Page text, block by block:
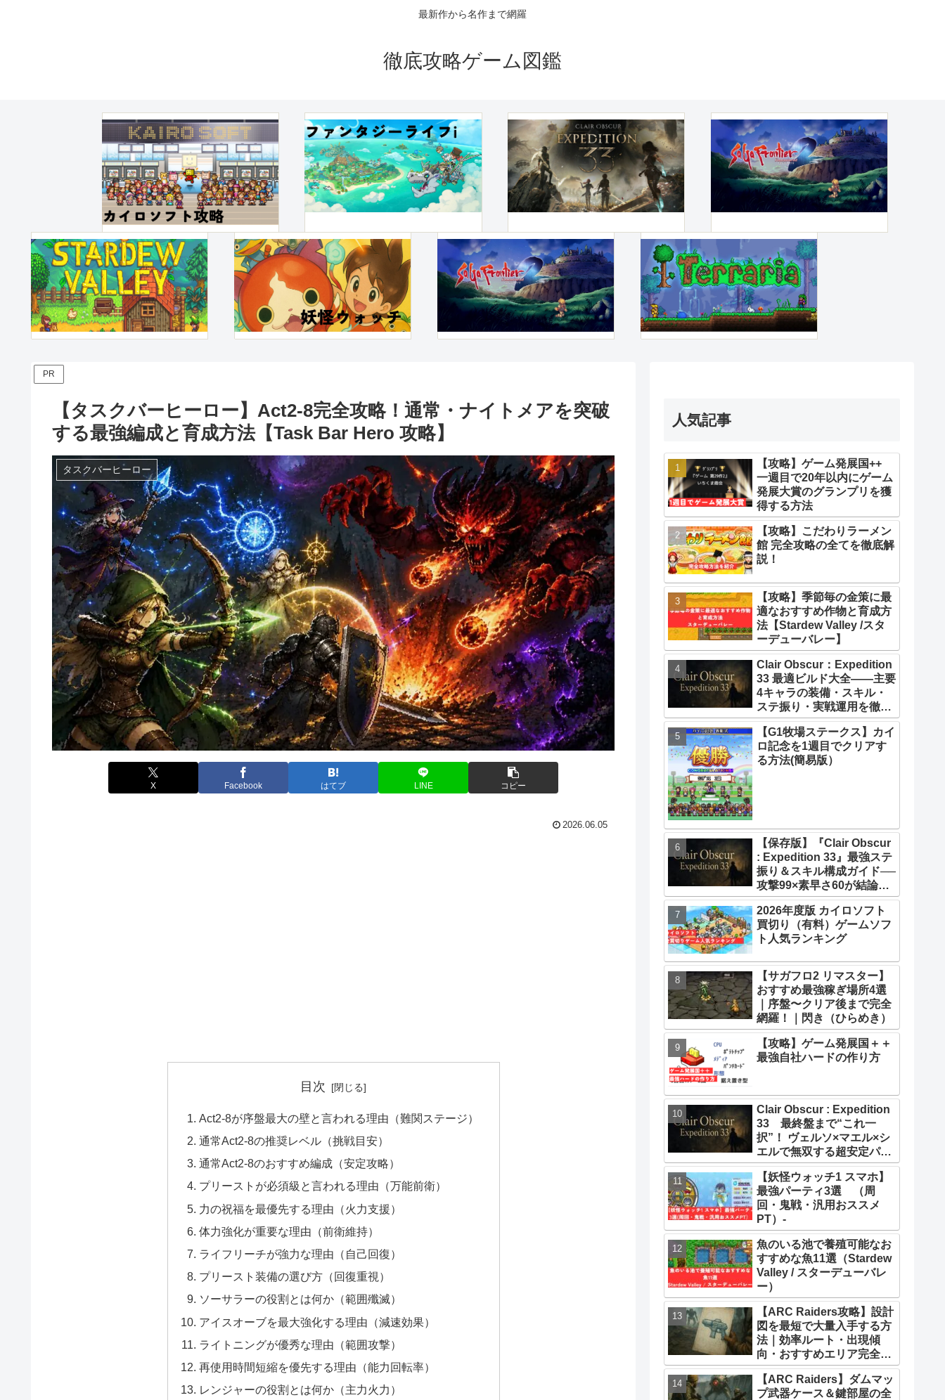
最新作から名作まで網羅
徹底攻略ゲーム図鑑
PR
【タスクバーヒーロー】Act2-8完全攻略！通常・ナイトメアを突破
する最強編成と育成方法【Task Bar Hero 攻略】
タスクバーヒーロー
X Facebook はてブ LINE コピー
2026.06.05
目次
Act2-8が序盤最大の壁と言われる理由（難関ステージ）
通常Act2-8の推奨レベル（挑戦目安）
通常Act2-8のおすすめ編成（安定攻略）
プリーストが必須級と言われる理由（万能前衛）
力の祝福を最優先する理由（火力支援）
体力強化が重要な理由（前衛維持）
ライフリーチが強力な理由（自己回復）
プリースト装備の選び方（回復重視）
ソーサラーの役割とは何か（範囲殲滅）
アイスオーブを最大強化する理由（減速効果）
ライトニングが優秀な理由（範囲攻撃）
再使用時間短縮を優先する理由（能力回転率）
レンジャーの役割とは何か（主力火力）
人気記事
【攻略】ゲーム発展国++
一週目で20年以内にゲーム
発展大賞のグランプリを獲
得する方法
【攻略】こだわりラーメン
館 完全攻略の全てを徹底解
説！
【攻略】季節毎の金策に最
適なおすすめ作物と育成方
法【Stardew Valley /スタ
ーデューバレー】
Clair Obscur：Expedition
33 最適ビルド大全――主要
4キャラの装備・スキル・
ステ振り・実戦運用を徹底
解説【クレールオブスキュ
ール エクスペディション
33】【攻略】
【G1牧場ステークス】カイ
ロ記念を1週目でクリアす
る方法(簡易版）
【保存版】『Clair Obscur
: Expedition 33』最強ステ
振り＆スキル構成ガイド──
攻撃99×素早さ60が結論！
全キャラ万能ビルド徹底解
説
2026年度版 カイロソフト
買切り（有料）ゲームソフ
ト人気ランキング
【サガフロ2 リマスター】
おすすめ最強稼ぎ場所4選
｜序盤〜クリア後まで完全
網羅！｜閃き（ひらめき）
【攻略】ゲーム発展国＋＋
最強自社ハードの作り方
Clair Obscur : Expedition
33 最終盤まで“これ一
択”！ ヴェルソ×マエル×シ
エルで無双する超安定パー
ティー構築ガイド
【妖怪ウォッチ1 スマホ】
最強パーティ3選 （周
回・鬼戦・汎用おススメ
PT）-
魚のいる池で養殖可能なお
すすめな魚11選（Stardew
Valley / スターデューバレ
ー）
【ARC Raiders攻略】設計
図を最短で大量入手する方
法｜効率ルート・出現傾
向・おすすめエリア完全ま
とめ
【ARC Raiders】ダムマッ
プ武器ケース＆鍵部屋の全